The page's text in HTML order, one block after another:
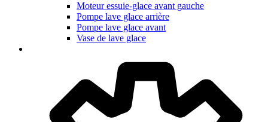
Moteur essuie-glace avant gauche
Pompe lave glace arrière
Pompe lave glace avant
Vase de lave glace